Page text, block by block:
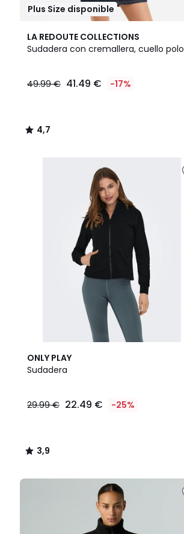
Plus Size disponible
LA REDOUTE COLLECTIONS
Sudadera con cremallera, cuello polo
49.99 € 41.49 € -17%
4,7
/ 5
4,7
/
ONLY PLAY
Sudadera
29.99 € 22.49 € -25%
3,9
/ 5
3,9
/